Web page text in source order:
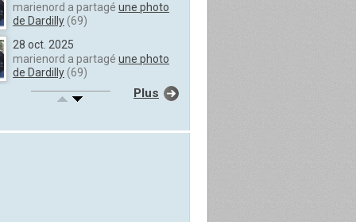
marienord a partagé une photo
de Dardilly(69)
28 oct. 2025
marienord a partagé une photo
de Dardilly(69)
28 oct. 2025
Plus